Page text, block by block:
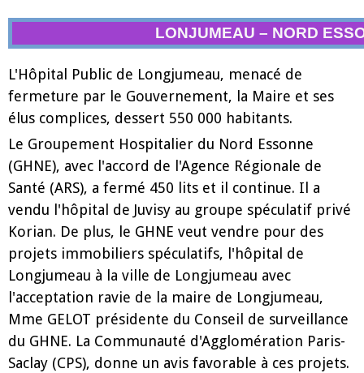
LONJUMEAU – NORD
L'Hôpital Public de Longjumeau, menacé de
fermeture par le Gouvernement, la Maire et ses
élus complices, dessert 550 000 habitants.
Le Groupement Hospitalier du Nord Essonne
(GHNE), avec l'accord de l'Agence Régionale de
Santé (ARS), a fermé 450 lits et il continue. Il a
vendu l'hôpital de Juvisy au groupe spéculatif privé
Korian. De plus, le GHNE veut vendre pour des
projets immobiliers spéculatifs, l'hôpital de
Longjumeau à la ville de Longjumeau avec
l'acceptation ravie de la maire de Longjumeau,
Mme GELOT présidente du Conseil de surveillance
du GHNE. La Communauté d'Agglomération Paris-
Saclay (CPS), donne un avis favorable à ces projets.